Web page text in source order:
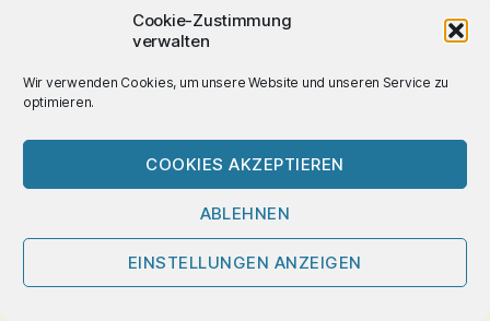
Cookie-Zustimmung
verwalten
Wir verwenden Cookies, um unsere Website und unseren Service zu
optimieren.
COOKIES AKZEPTIEREN
ABLEHNEN
EINSTELLUNGEN ANZEIGEN
für
(1989)“
Chancen,
selbstbewusst andere
Wege zu suchen – Ulli
Würdemann im